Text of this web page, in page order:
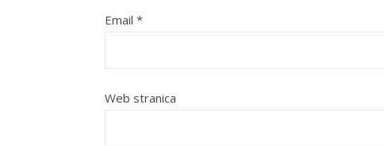
Email *
Web stranica